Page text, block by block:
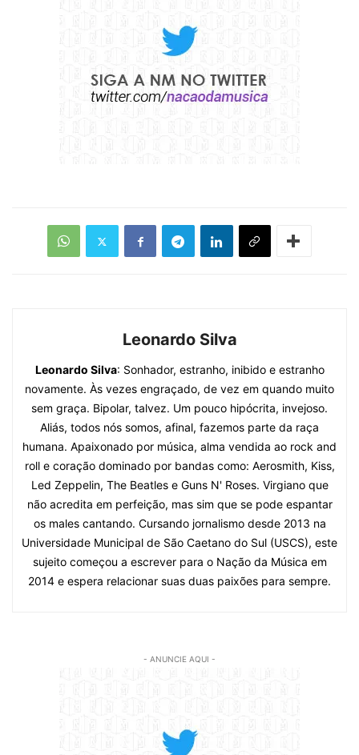
Leonardo Silva
Leonardo Silva: Sonhador, estranho, inibido e estranho
novamente. Às vezes engraçado, de vez em quando muito
sem graça. Bipolar, talvez. Um pouco hipócrita, invejoso.
Aliás, todos nós somos, afinal, fazemos parte da raça
humana. Apaixonado por música, alma vendida ao rock and
roll e coração dominado por bandas como: Aerosmith, Kiss,
Led Zeppelin, The Beatles e Guns N' Roses. Virgiano que
não acredita em perfeição, mas sim que se pode espantar
os males cantando. Cursando jornalismo desde 2013 na
Universidade Municipal de São Caetano do Sul (USCS), este
sujeito começou a escrever para o Nação da Música em
2014 e espera relacionar suas duas paixões para sempre.
- ANUNCIE AQUI -